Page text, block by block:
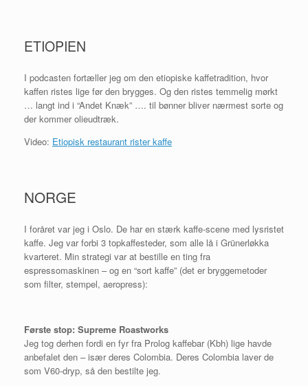
ETIOPIEN
I podcasten fortæller jeg om den etiopiske kaffetradition, hvor
kaffen ristes lige før den brygges. Og den ristes temmelig mørkt
… langt ind i “Andet Knæk” …. til bønner bliver nærmest sorte og
der kommer olieudtræk.
Video: Etiopisk restaurant rister kaffe
NORGE
I foråret var jeg i Oslo. De har en stærk kaffe-scene med lysristet
kaffe. Jeg var forbi 3 topkaffesteder, som alle lå i Grünerløkka
kvarteret. Min strategi var at bestille en ting fra
espressomaskinen – og en “sort kaffe” (det er bryggemetoder
som filter, stempel, aeropress):
Første stop: Supreme Roastworks
Jeg tog derhen fordi en fyr fra Prolog kaffebar (Kbh) lige havde
anbefalet den – især deres Colombia. Deres Colombia laver de
som V60-dryp, så den bestilte jeg.